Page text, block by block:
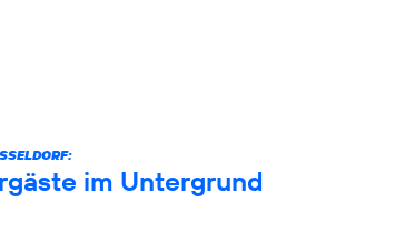
im Untergrund